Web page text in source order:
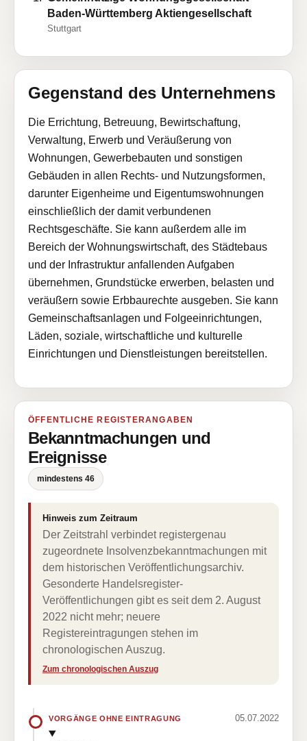
Baden-Württemberg Aktiengesellschaft
Stuttgart
Gegenstand des Unternehmens
Die Errichtung, Betreuung, Bewirtschaftung,
Verwaltung, Erwerb und Veräußerung von
Wohnungen, Gewerbebauten und sonstigen
Gebäuden in allen Rechts- und Nutzungsformen,
darunter Eigenheime und Eigentumswohnungen
einschließlich der damit verbundenen
Rechtsgeschäfte. Sie kann außerdem alle im
Bereich der Wohnungswirtschaft, des Städtebaus
und der Infrastruktur anfallenden Aufgaben
übernehmen, Grundstücke erwerben, belasten und
veräußern sowie Erbbaurechte ausgeben. Sie kann
Gemeinschaftsanlagen und Folgeeinrichtungen,
Läden, soziale, wirtschaftliche und kulturelle
Einrichtungen und Dienstleistungen bereitstellen.
ÖFFENTLICHE REGISTERANGABEN
Bekanntmachungen und
Ereignisse
mindestens 46
Hinweis zum Zeitraum
Der Zeitstrahl verbindet registergenau
zugeordnete Insolvenzbekanntmachungen mit
dem historischen Veröffentlichungsarchiv.
Gesonderte Handelsregister-
Veröffentlichungen gibt es seit dem 2. August
2022 nicht mehr; neuere
Registereintragungen stehen im
chronologischen Auszug.
Zum chronologischen Auszug
VORGÄNGE OHNE EINTRAGUNG 05.07.2022